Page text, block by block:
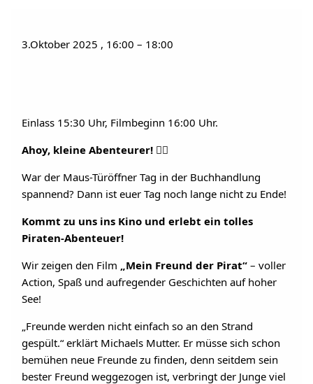
3.Oktober 2025 , 16:00– 18:00
Einlass 15:30 Uhr, Filmbeginn 16:00 Uhr.
Ahoy, kleine Abenteurer! 🏴‍☠️
War der Maus-Türöffner Tag in der Buchhandlung
spannend? Dann ist euer Tag noch lange nicht zu Ende!
Kommt zu uns ins Kino und erlebt ein tolles
Piraten-Abenteuer!
Wir zeigen den Film
„Mein Freund der Pirat“ – voller
Action, Spaß und aufregender Geschichten auf hoher
See!
„Freunde werden nicht einfach so an den Strand
gespült.“ erklärt Michaels Mutter. Er müsse sich schon
bemühen neue Freunde zu finden, denn seitdem sein
bester Freund weggezogen ist, verbringt der Junge viel